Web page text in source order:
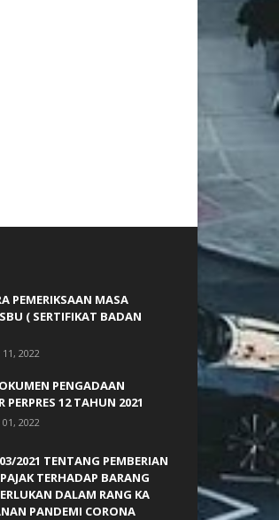
PEMERIKSAAN MASA
( SERTIFIKAT BADAN
2022
PENGADAAN
PERPRES 12 TAHUN 2021
2022
2021 TENTANG PEMBERIAN
TERHADAP BARANG
DALAM RANG KA
PANDEMI CORONA